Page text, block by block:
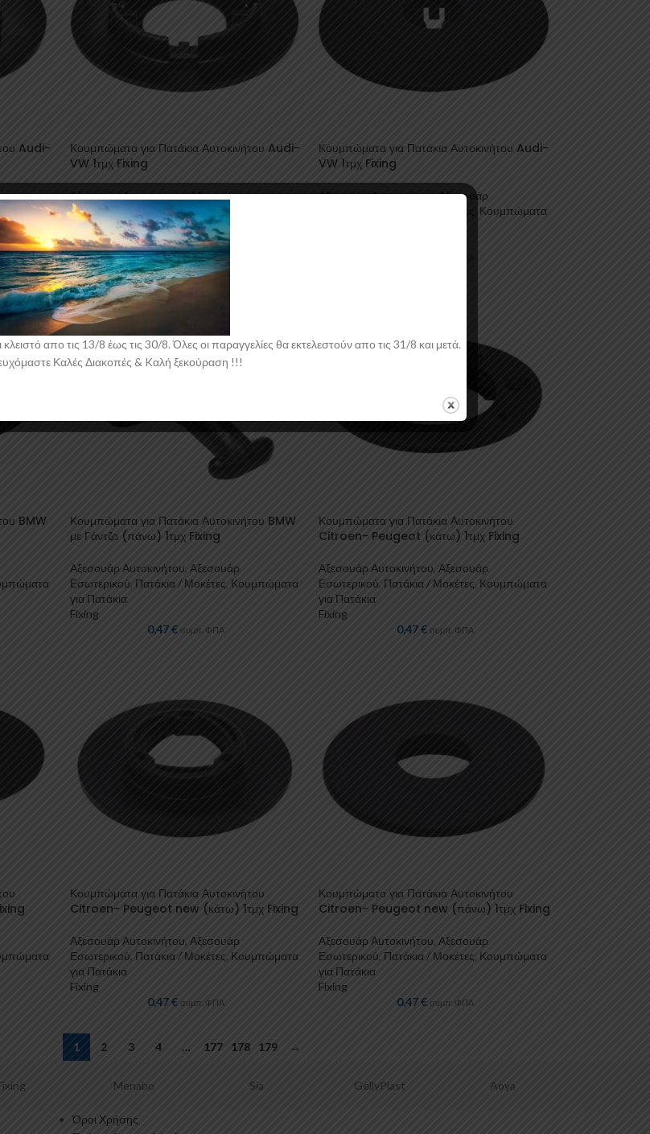
Audi-
Κουμπώματα για Πατάκια Αυτοκινήτου Audi-
VW 1τμχ Fixing
Αξεσουάρ Αυτοκινήτου,Αξεσουάρ
Εσωτερικού,Πατάκια / Μοκέτες,
για Πατάκια
Fixing
0,47€ συμπ. ΦΠΑ
Κουμπώματα για Πατάκια Αυτοκινήτου Audi-
VW 1τμχ Fixing
Αξεσουάρ Αυτοκινήτου,Αξεσουάρ
Κουμπώματα
BMW
Κουμπώματα για Πατάκια Αυτοκινήτου BMW
με Γάντζο (πάνω) 1τμχ Fixing
Αξεσουάρ Αυτοκινήτου, Αξεσουάρ
Εσωτερικού Πατάκια / Μοκέτες, Κουμπώματα
για Πατάκια
Fixing
0,47€ συμπ. ΦΠΑ
Κουμπώματα για Πατάκια Αυτοκινήτου
Citroen- Peugeot (κάτω) 1τμχ Fixing
Αξεσουάρ Αυτοκινήτου, Αξεσουάρ
Εσωτερικού, Πατάκια / Μοκέτες, Κουμπώματα
για Πατάκια
Fixing
0,47€ συμπ. ΦΠΑ
Κουμπώματα για Πατάκια Αυτοκινήτου
Citroen- Peugeot new (κάτω) 1τμχ Fixing
Αξεσουάρ Αυτοκινήτου Αξεσουάρ
Εσωτερικού, Πατάκια / Μοκέτες Κουμπώματα
για Πατάκια
Fixing
0,47€ συμπ. ΦΠΑ
Κουμπώματα για Πατάκια Αυτοκινήτου
Citroen- Peugeot new (πάνω) 1τμχ Fixing
Αξεσουάρ Αυτοκινήτου Αξεσουάρ
Εσωτερικού Πατάκια / Μοκέτες Κουμπώματα
για Πατάκια
Fixing
0,47€ συμπ. ΦΠΑ
1 2 3 4 … 177 178 179 →
Sia GellyPlast Aoya Luisi
Όροι Χρήσης
απο τις 13/8 έως τις 30/8. Όλες οι παραγγελίες θα εκτελεστούν απο τις 31/8 και μετά.
Καλές Διακοπές & Kαλή ξεκούραση !!!